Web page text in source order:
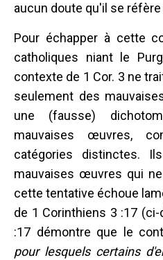
aucun doute qu'il se réfère
Pour échapper à cette
catholiques niant le
contexte de 1 Cor. 3 ne
seulement des
une (fausse)
mauvaises œuvres,
catégories distinctes.
mauvaises œuvres qui
cette tentative échoue
de 1 Corinthiens 3 :17
:17 démontre que le
pour lesquels certains